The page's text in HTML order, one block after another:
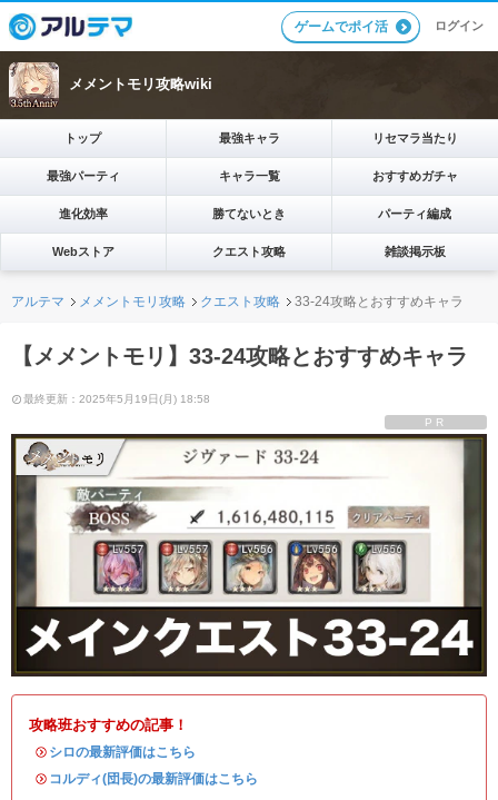
ゲームでポイ活 ログイン
メメントモリ攻略wiki
トップ 最強キャラ リセマラ当たり
最強パーティ キャラ一覧 おすすめガチャ
進化効率 勝てないとき パーティ編成
Webストア クエスト攻略 雑談掲示板
アルテマ メメントモリ攻略 クエスト攻略 33-24攻略とおすすめキャラ
【メメントモリ】33-24攻略とおすすめキャラ
最終更新：2025年5月19日(月) 18:58
PR
攻略班おすすめの記事！
・ シロの最新評価はこちら
・ コルディ(団長)の最新評価はこちら